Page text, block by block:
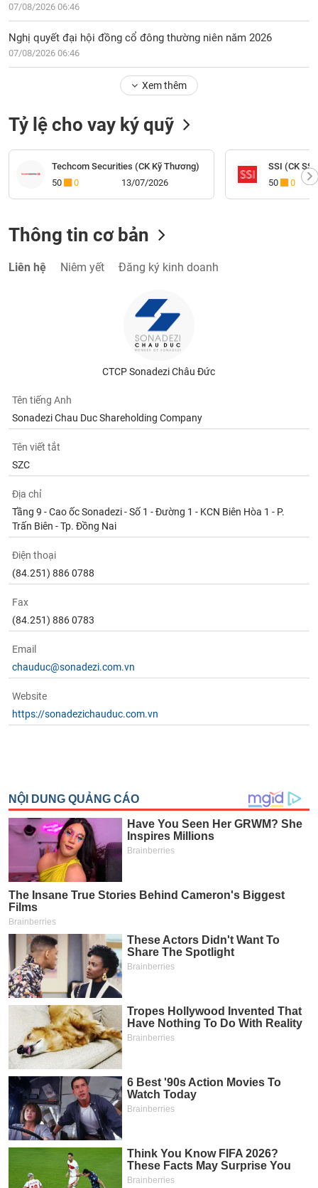
07/08/2026 06:46
Nghị quyết đại hội đồng cổ đông thường niên năm 2026
07/08/2026 06:46
Xem thêm
Tỷ lệ cho vay ký quỹ
Techcom Securities (CK Kỹ Thương)
50
0 13/07/2026
SSI (CK
50
0
Thông tin cơ bản
Liên hệ Niêm yết Đăng ký kinh doanh
CTCP Sonadezi Châu Đức
Tên tiếng Anh
Sonadezi Chau Duc Shareholding Company
Tên viết tắt
SZC
Địa chỉ
Tầng 9 - Cao ốc Sonadezi - Số 1 - Đường 1 - KCN Biên Hòa 1 - P.
Trấn Biên - Tp. Đồng Nai
Điện thoại
(84.251) 886 0788
Fax
(84.251) 886 0783
Email
chauduc@sonadezi.com.vn
Website
https://sonadezichauduc.com.vn